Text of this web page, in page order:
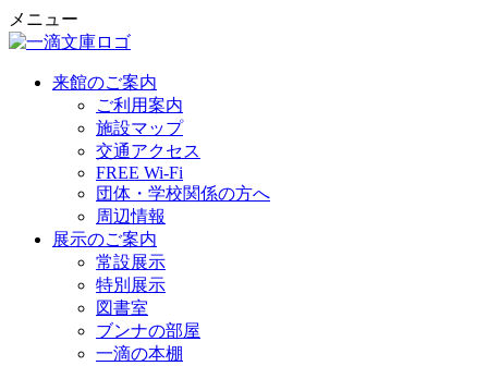
メニュー
来館のご案内
ご利用案内
施設マップ
交通アクセス
FREE Wi-Fi
団体・学校関係の方へ
周辺情報
展示のご案内
常設展示
特別展示
図書室
ブンナの部屋
一滴の本棚